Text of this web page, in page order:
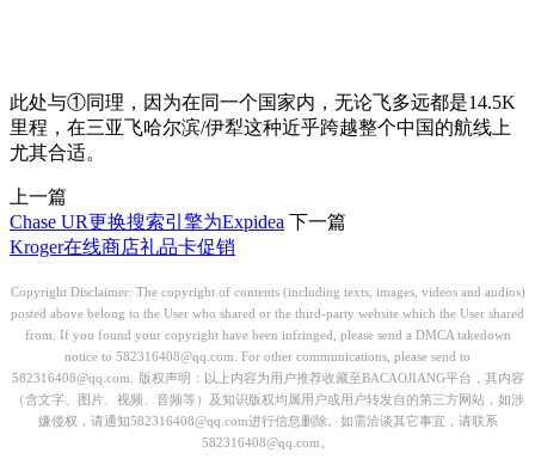
此处与①同理，因为在同一个国家内，无论飞多远都是14.5K
里程，在三亚飞哈尔滨/伊犁这种近乎跨越整个中国的航线上
尤其合适。
上一篇
Chase UR更换搜索引擎为Expidea 下一篇
Kroger在线商店礼品卡促销
Copyright Disclaimer: The copyright of contents (including texts, images, videos and audios)
posted above belong to the User who shared or the third-party website which the User shared
from. If you found your copyright have been infringed, please send a DMCA takedown
notice to 582316408@qq.com. For other communications, please send to
582316408@qq.com.
版权声明：以上内容为用户推荐收藏至BACAOJIANG平台，其内容
（含文字、图片、视频、音频等）及知识版权均属用户或用户转发自的第三方网站，如涉
嫌侵权，请通知582316408@qq.com进行信息删除。如需洽谈其它事宜，请联系
582316408@qq.com。